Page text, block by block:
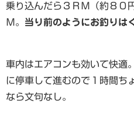
乗り込んだら３ＲＭ（約８０
Ｍ。 当り前のようにお釣りは
車内はエアコンも効いて快適
に停車して進むので１時間ち
なら文句なし。